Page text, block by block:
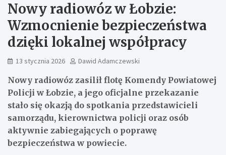
Nowy radiowóz w Łobzie:
Wzmocnienie bezpieczeństwa
dzięki lokalnej współpracy
13 stycznia 2026 Dawid Adamczewski
Nowy radiowóz zasilił flotę Komendy Powiatowej
Policji w Łobzie, a jego oficjalne przekazanie
stało się okazją do spotkania przedstawicieli
samorządu, kierownictwa policji oraz osób
aktywnie zabiegających o poprawę
bezpieczeństwa w powiecie.